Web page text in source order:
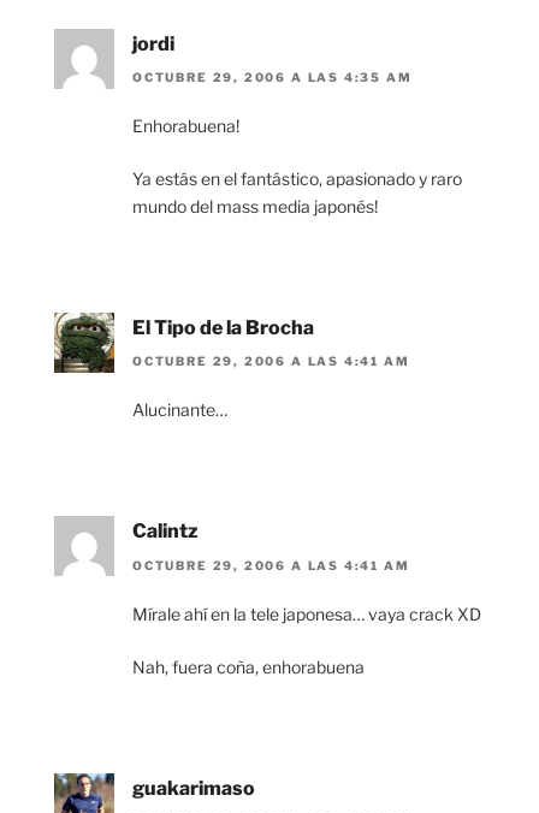
jordi
OCTUBRE 29, 2006 A LAS 4:35 AM
Enhorabuena!
Ya estás en el fantástico, apasionado y raro
mundo del mass media japonés!
El Tipo de la Brocha
OCTUBRE 29, 2006 A LAS 4:41 AM
Alucinante…
Calintz
OCTUBRE 29, 2006 A LAS 4:41 AM
Mírale ahí en la tele japonesa… vaya crack XD
Nah, fuera coña, enhorabuena
guakarimaso